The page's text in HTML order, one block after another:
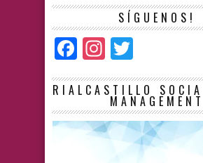
SÍGUENOS!
Facebook
Instagram
RIALCASTILLO
MANAGEMENT